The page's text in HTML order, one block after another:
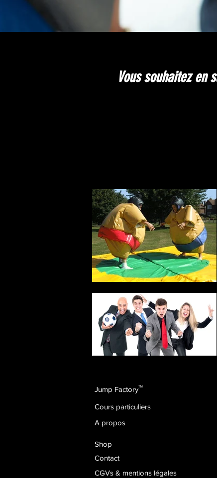
Vous souhaitez en
Jump Factory™
Cours particuliers
A propos
Shop
Contact
CGVs & mentions légales